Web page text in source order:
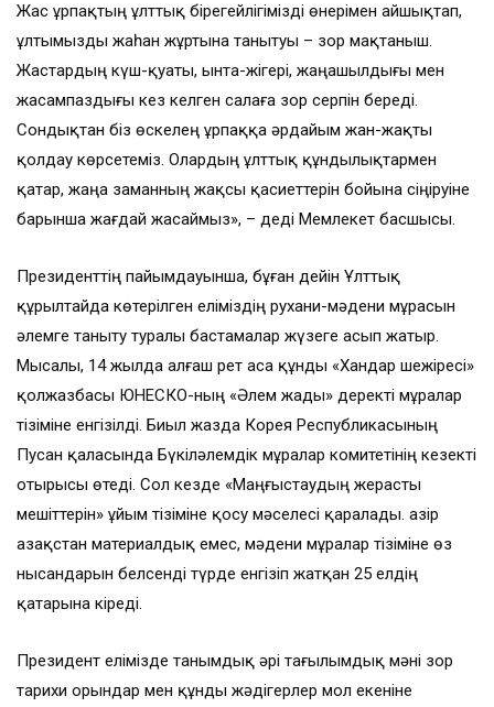
Жас ұрпақтың ұлттық бірегейлігімізді өнерімен айшықтап,
ұлтымызды жаһан жұртына танытуы – зор мақтаныш.
Жастардың күш-қуаты, ынта-жігері, жаңашылдығы мен
жасампаздығы кез келген салаға зор серпін береді.
Сондықтан біз өскелең ұрпаққа әрдайым жан-жақты
қолдау көрсетеміз. Олардың ұлттық құндылықтармен
қатар, жаңа заманның жақсы қасиеттерін бойына сіңіруіне
барынша жағдай жасаймыз», – деді Мемлекет басшысы.
Президенттің пайымдауынша, бұған дейін Ұлттық
құрылтайда көтерілген еліміздің рухани-мәдени мұрасын
әлемге таныту туралы бастамалар жүзеге асып жатыр.
Мысалы, 14 жылда алғаш рет аса құнды «Хандар шежіресі»
қолжазбасы ЮНЕСКО-ның «Әлем жады» деректі мұралар
тізіміне енгізілді. Биыл жазда Корея Республикасының
Пусан қаласында Бүкіләлемдік мұралар комитетінің кезекті
отырысы өтеді. Сол кезде «Маңғыстаудың жерасты
мешіттерін» ұйым тізіміне қосу мәселесі қаралады. Қазір
Қазақстан материалдық емес, мәдени мұралар тізіміне өз
нысандарын белсенді түрде енгізіп жатқан 25 елдің
қатарына кіреді.
Президент елімізде танымдық әрі тағылымдық мәні зор
тарихи орындар мен құнды жәдігерлер мол екеніне